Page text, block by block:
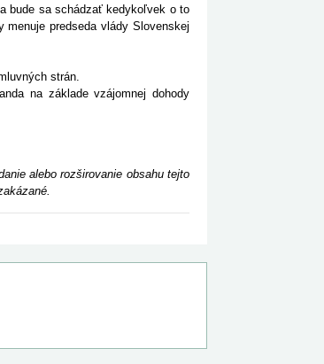
bude sa schádzať kedykoľvek o to
predseda vlády Slovenskej
strán.
na základe vzájomnej dohody
alebo rozširovanie obsahu tejto